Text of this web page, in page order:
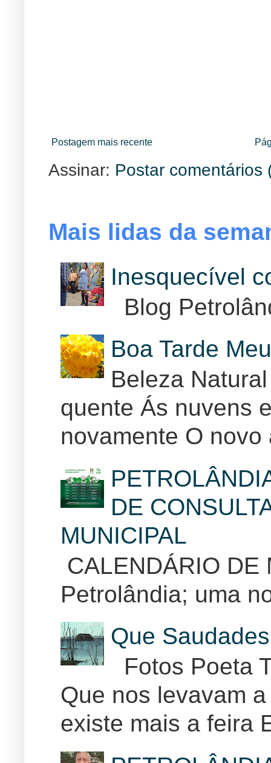
Postagem mais recente
Assinar: Postar comentários
Mais lidas da
Inesquecível
Blog
Boa Tarde
Beleza
quente Ás nuvens
novamente O
DE
MUNICIPAL
CALENDÁRIO DE
Petrolândia; uma
Que
Fotos Poeta
Que nos levavam
existe mais a feira